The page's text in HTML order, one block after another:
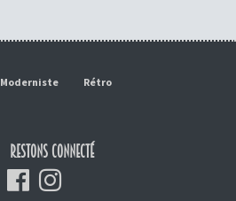
Moderniste
Rétro
RESTONS CONNECTÉ